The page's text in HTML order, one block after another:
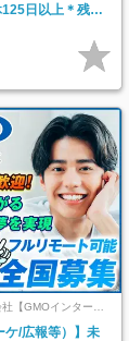
日以上＊残業
【GMOインターネ
ケ/広報等）】未